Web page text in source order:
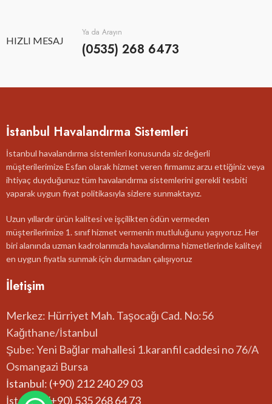
HIZLI MESAJ
Ya da Arayın
(0535) 268 6473
İstanbul Havalandırma Sistemleri
İstanbul havalandırma sistemleri konusunda siz değerli
müşterilerimize Esfan olarak hizmet veren firmamız arzu ettiğiniz veya
ihtiyaç duyduğunuz tüm havalandırma sistemlerini gerekli tesbiti
yaparak uygun fiyat politikasıyla sizlere sunmaktayız.
Uzun yıllardır ürün kalitesi ve işçilikten ödün vermeden
müşterilerimize 1. sınıf hizmet vermenin mutluluğunu yaşıyoruz. Her
biri alanında uzman kadrolarımızla havalandırma hizmetlerinde kaliteyi
en uygun fiyatla sunmak için durmadan çalışıyoruz
İletişim
Merkez: Hürriyet Mah. Taşocağı Cad. No:56
Kağıthane/İstanbul
Şube: Yeni Bağlar mahallesi 1.karanfil caddesi no 76/A
Osmangazi Bursa
İstanbul: (+90) 212 240 29 03
İstanbul:(+90) 535 268 64 73